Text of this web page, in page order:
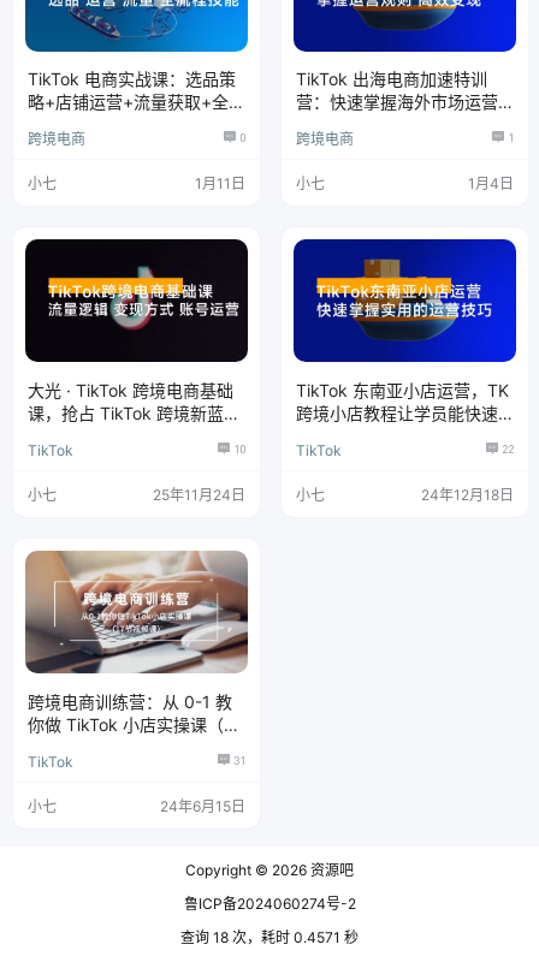
TikTok 电商实战课：选品策
略+店铺运营+流量获取+全流
跨境电商 0
小七 1月11日
TikTok 出海电商加速特训
营：快速掌握海外市场运营
跨境电商 1
小七 1月4日
大光 · TikTok 跨境电商基础
课，抢占 TikTok 跨境新蓝
号运营，新手月入 1 万+
TikTok 10
小七 25年11月24日
TikTok 东南亚小店运营，TK
跨境小店教程让学员能快速
TikTok 22
小七 24年12月18日
跨境电商训练营：从 0-1 教
你做 TikTok 小店实操课（17
TikTok 31
小七 24年6月15日
Copyright © 2026 资源吧
鲁ICP备2024060274号-2
查询 18 次，耗时 0.4571 秒